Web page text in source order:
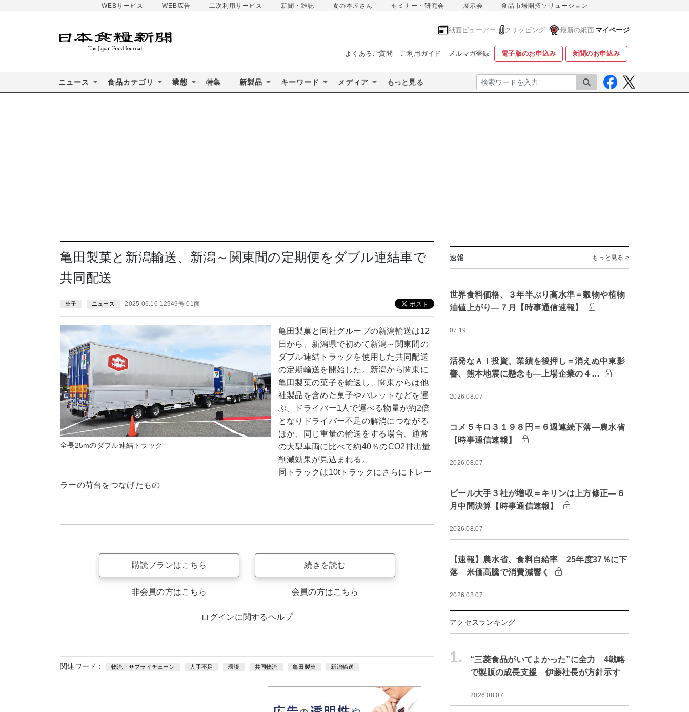
WEBサービス WEB広告 二次利用サービス 新聞・雑誌 食の本屋さん セミナー・研究会 展示会 食品市場開拓ソリューション
紙面ビューアー クリッピング 最新の紙面 マイページ
よくあるご質問 ご利用ガイド メルマガ登録 電子版のお申込み 新聞のお申込み
ニュース 食品カテゴリ 業態 特集 新製品 キーワード メディア もっと見る 検索
亀田製菓と新潟輸送、新潟～関東間の定期便をダブル連結車で
共同配送
菓子 ニュース 2025.06.16 12949号 01面
全長25mのダブル連結トラック
亀田製菓と同社グループの新潟輸送は12
日から、新潟県で初めて新潟～関東間の
ダブル連結トラックを使用した共同配送
の定期輸送を開始した。新潟から関東に
亀田製菓の菓子を輸送し、関東からは他
社製品を含めた菓子やパレットなどを運
ぶ。ドライバー1人で運べる物量が約2倍
となりドライバー不足の解消につながる
ほか、同じ重量の輸送をする場合、通常
の大型車両に比べて約40％のCO2排出量
削減効果が見込まれる。
同トラックは10tトラックにさらにトレー
ラーの荷台をつなげたもの
購読プランはこちら
非会員の方はこちら
続きを読む
会員の方はこちら
ログインに関するヘルプ
関連ワード： 物流・サプライチェーン 人手不足 環境 共同物流 亀田製菓 新潟輸送
速報 もっと見る >
世界食料価格、３年半ぶり高水準＝穀物や植物
油値上がり―７月【時事通信速報】
07:19
活発なＡＩ投資、業績を後押し＝消えぬ中東影
響、熊本地震に懸念も―上場企業の４…
2026.08.07
コメ５キロ３１９８円＝６週連続下落―農水省
【時事通信速報】
2026.08.07
ビール大手３社が増収＝キリンは上方修正―６
月中間決算【時事通信速報】
2026.08.07
【速報】農水省、食料自給率 25年度37％に下
落 米価高騰で消費減響く
2026.08.07
アクセスランキング
1.
“三菱食品がいてよかった”に全力 4戦略
で製販の成長支援 伊藤社長が方針示す
2026.08.07